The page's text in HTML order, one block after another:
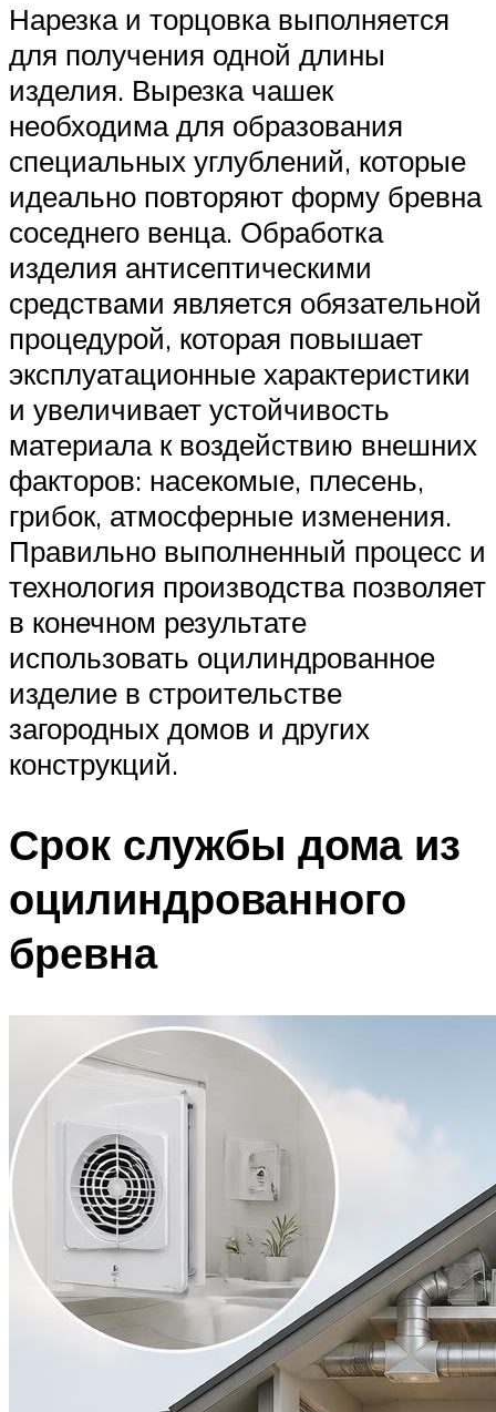
Нарезка и торцовка выполняется
для получения одной длины
изделия. Вырезка чашек
необходима для образования
специальных углублений, которые
идеально повторяют форму бревна
соседнего венца. Обработка
изделия антисептическими
средствами является обязательной
процедурой, которая повышает
эксплуатационные характеристики
и увеличивает устойчивость
материала к воздействию внешних
факторов: насекомые, плесень,
грибок, атмосферные изменения.
Правильно выполненный процесс и
технология производства позволяет
в конечном результате
использовать оцилиндрованное
изделие в строительстве
загородных домов и других
конструкций.
Срок службы дома из
оцилиндрованного
бревна